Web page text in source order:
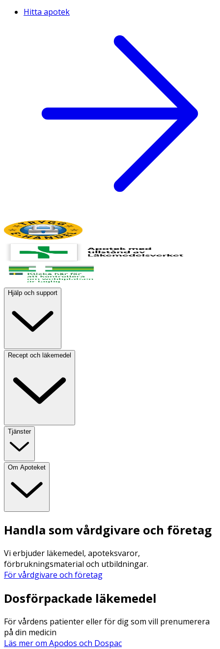
Hitta apotek
Hjälp och support
Recept och läkemedel
Tjänster
Om Apoteket
Handla som vårdgivare och företag
Vi erbjuder läkemedel, apoteksvaror,
förbrukningsmaterial och utbildningar.
För vårdgivare och företag
Dosförpackade läkemedel
För vårdens patienter eller för dig som vill prenumerera
på din medicin
Läs mer om Apodos och Dospac